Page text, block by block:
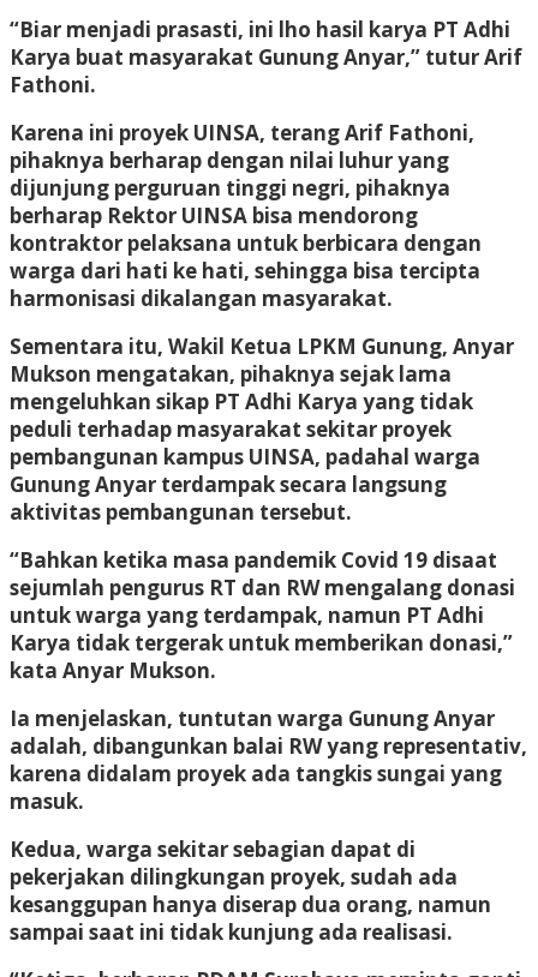
“Biar menjadi prasasti, ini lho hasil karya PT Adhi
Karya buat masyarakat Gunung Anyar,” tutur Arif
Fathoni.
Karena ini proyek UINSA, terang Arif Fathoni,
pihaknya berharap dengan nilai luhur yang
dijunjung perguruan tinggi negri, pihaknya
berharap Rektor UINSA bisa mendorong
kontraktor pelaksana untuk berbicara dengan
warga dari hati ke hati, sehingga bisa tercipta
harmonisasi dikalangan masyarakat.
Sementara itu, Wakil Ketua LPKM Gunung, Anyar
Mukson mengatakan, pihaknya sejak lama
mengeluhkan sikap PT Adhi Karya yang tidak
peduli terhadap masyarakat sekitar proyek
pembangunan kampus UINSA, padahal warga
Gunung Anyar terdampak secara langsung
aktivitas pembangunan tersebut.
“Bahkan ketika masa pandemik Covid 19 disaat
sejumlah pengurus RT dan RW mengalang donasi
untuk warga yang terdampak, namun PT Adhi
Karya tidak tergerak untuk memberikan donasi,”
kata Anyar Mukson.
Ia menjelaskan, tuntutan warga Gunung Anyar
adalah, dibangunkan balai RW yang representativ,
karena didalam proyek ada tangkis sungai yang
masuk.
Kedua, warga sekitar sebagian dapat di
pekerjakan dilingkungan proyek, sudah ada
kesanggupan hanya diserap dua orang, namun
sampai saat ini tidak kunjung ada realisasi.